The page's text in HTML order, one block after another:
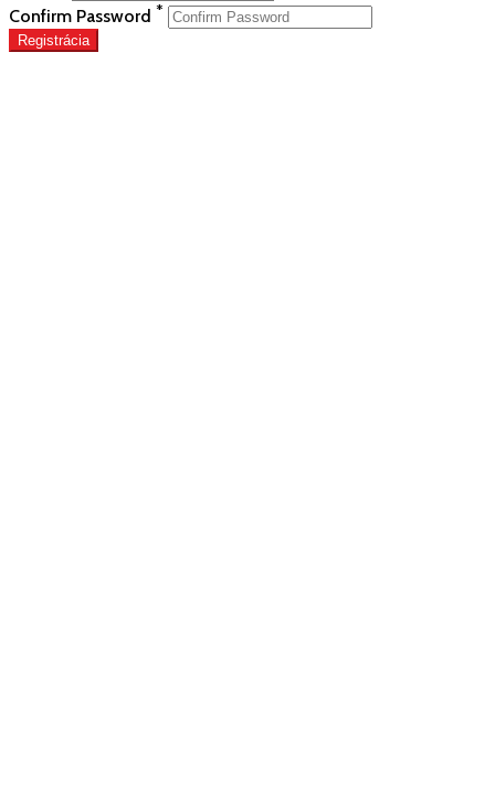
Confirm Password *
Registrácia